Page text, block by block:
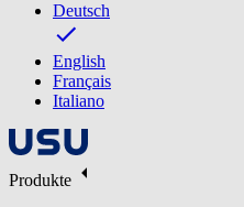
Deutsch
English
Français
Italiano
Produkte